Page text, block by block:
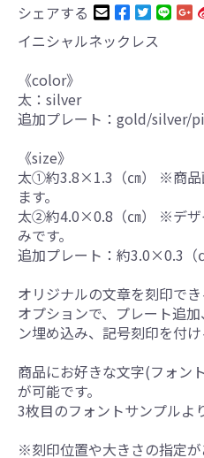
シェアする
イニシャルネックレス
《color》
太：silver
追加プレート：gold/silver/
《size》
太①約3.8×1.3（㎝） ※商品
ます。
太②約4.0×0.8（㎝） ※デザ
みです。
追加プレート：約3.0×0.3（
オリジナルの文章を刻印でき
オプションで、プレート追
ン埋め込み、記号刻印を付け
商品にお好きな文字(フォン
が可能です。
3枚目のフォントサンプルよ
※刻印位置や大きさの指定